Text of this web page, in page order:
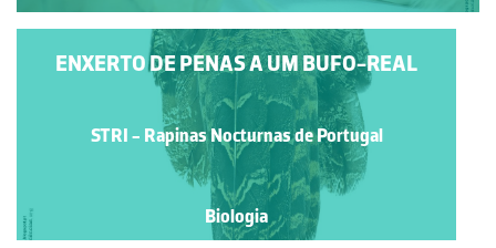
ENXERTO DE PENAS A UM BUFO-REAL
STRI - Rapinas Nocturnas de Portugal
Biologia